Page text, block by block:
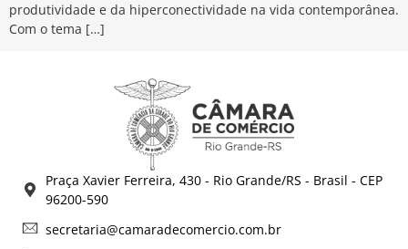
produtividade e da hiperconectividade na vida contemporânea.
Com o tema […]
Praça Xavier Ferreira, 430 - Rio Grande/RS - Brasil - CEP
96200-590
secretaria@camaradecomercio.com.br